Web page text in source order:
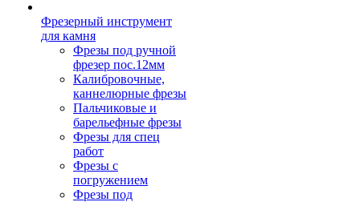
Фрезерный инструмент
для камня
Фрезы под ручной
фрезер пос.12мм
Калибровочные,
каннелюрные фрезы
Пальчиковые и
барельефные фрезы
Фрезы для спец
работ
Фрезы с
погружением
Фрезы под